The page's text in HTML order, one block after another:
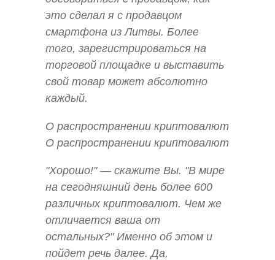
это сделал я с продавцом
смартфона из Литвы. Более
того, зарегистрироваться на
торговой площадке и выставить
свой товар может абсолютно
каждый.
О распространении криптовалют
О распространении криптовалют
"Хорошо!" — скажите Вы. "В мире
на сегодняшний день более 600
различных криптовалют. Чем же
отличается ваша от
остальных?" Именно об этом и
пойдет речь далее. Да,